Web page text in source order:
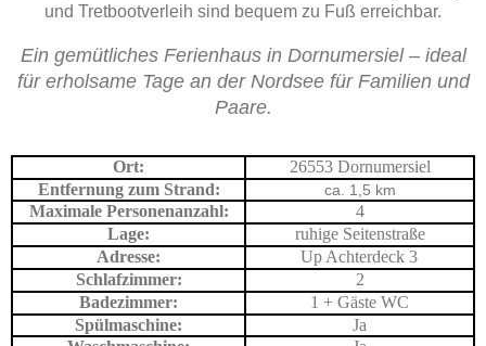
und Tretbootverleih sind bequem zu Fuß erreichbar.
Ein gemütliches Ferienhaus in Dornumersiel – ideal
für erholsame Tage an der Nordsee für Familien und
Paare.
Ort:
26553 Dornumersiel
Entfernung zum Strand:
ca. 1,5 km
Maximale Personenanzahl:
4
Lage:
ruhige Seitenstraße
Adresse:
Up Achterdeck 3
Schlafzimmer:
2
Badezimmer:
1 + Gäste WC
Spülmaschine:
Ja